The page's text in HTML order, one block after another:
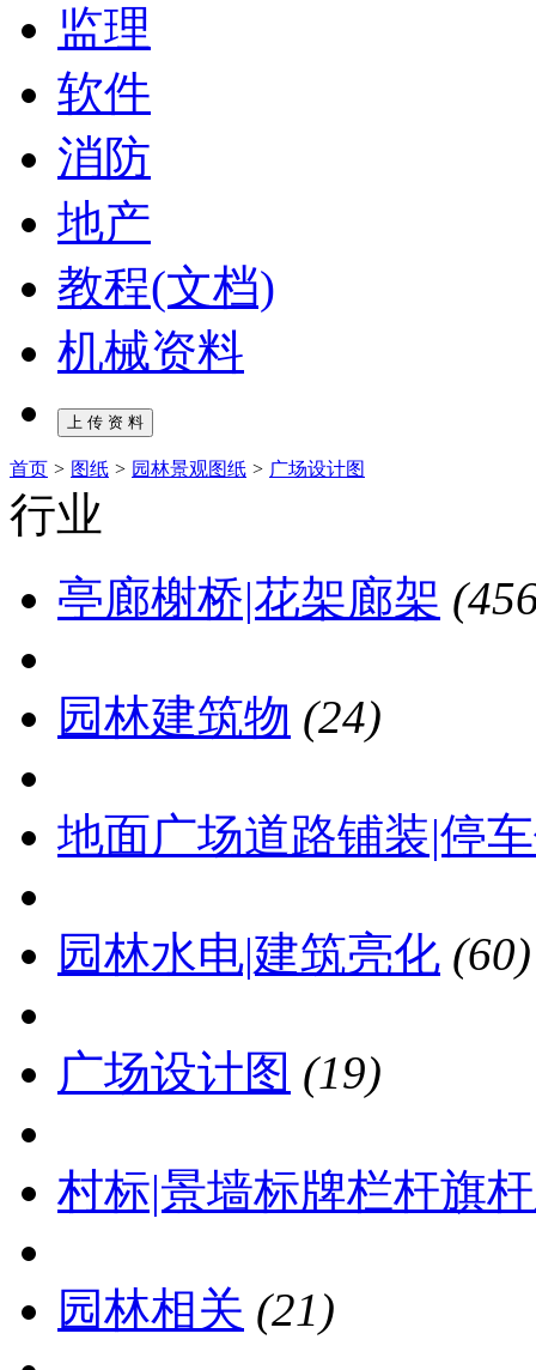
监理
软件
消防
地产
教程(文档)
机械资料
首页 > 图纸 > 园林景观图纸 > 广场设计图
行业
亭廊榭桥|花架廊架
园林建筑物 (24)
地面广场道路铺装|停
园林水电|建筑亮化 (60)
广场设计图 (19)
村标|景墙标牌栏杆旗
园林相关 (21)